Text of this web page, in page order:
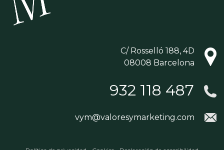
C/ Rosselló 188, 4D
08008 Barcelona
932 118 487
vym@valoresymarketing.com